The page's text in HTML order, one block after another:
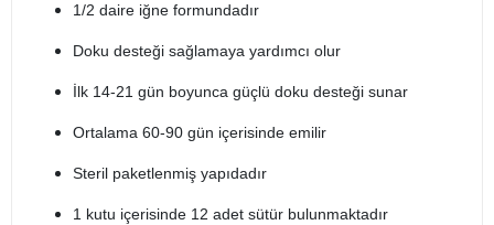
1/2 daire iğne formundadır
Doku desteği sağlamaya yardımcı olur
İlk 14-21 gün boyunca güçlü doku desteği sunar
Ortalama 60-90 gün içerisinde emilir
Steril paketlenmiş yapıdadır
1 kutu içerisinde 12 adet sütür bulunmaktadır